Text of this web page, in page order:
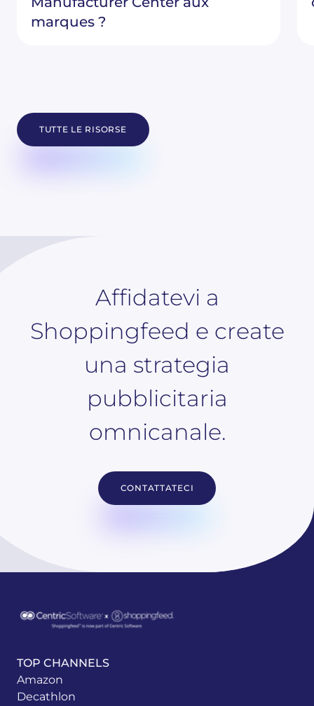
marques ?
TUTTE LE RISORSE
Affidatevi a
Shoppingfeed e create
una strategia
pubblicitaria
omnicanale.
CONTATTATECI
TOP CHANNELS
Amazon
Decathlon